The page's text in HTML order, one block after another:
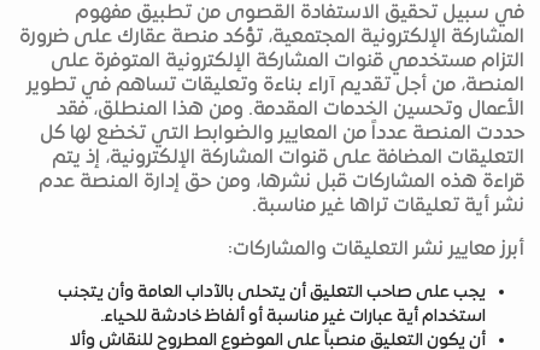
في سبيل تحقيق الاستفادة القصوى من تطبيق مفهوم
المشاركة الإلكترونية المجتمعية، تؤكد منصة عقارك على ضرورة
التزام مستخدمي قنوات المشاركة الإلكترونية المتوفرة على
المنصة، من أجل تقديم آراء بناءة وتعليقات تساهم في تطوير
الأعمال وتحسين الخدمات المقدمة. ومن هذا المنطلق، فقد
حددت المنصة عدداً من المعايير والضوابط التي تخضع لها كل
التعليقات المضافة على قنوات المشاركة الإلكترونية، إذ يتم
قراءة هذه المشاركات قبل نشرها، ومن حق إدارة المنصة عدم
نشر أية تعليقات تراها غير مناسبة.
أبرز معايير نشر التعليقات والمشاركات:
يجب على صاحب التعليق أن يتحلى بالآداب العامة وأن يتجنب
استخدام أية عبارات غير مناسبة أو ألفاظ خادشة للحياء.
أن يكون التعليق منصباً على الموضوع المطروح للنقاش وألا